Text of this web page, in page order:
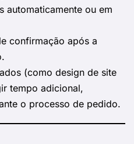
automaticamente ou em
confirmação após a
(como design de site
tempo adicional,
o processo de pedido.